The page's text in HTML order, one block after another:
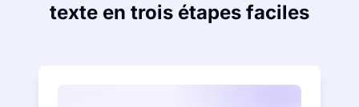
texte en trois étapes faciles